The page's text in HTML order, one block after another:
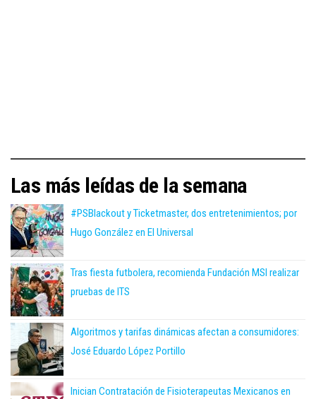
Las más leídas de la semana
#PSBlackout y Ticketmaster, dos entretenimientos; por
Hugo González en El Universal
Tras fiesta futbolera, recomienda Fundación MSI realizar
pruebas de ITS
Algoritmos y tarifas dinámicas afectan a consumidores:
José Eduardo López Portillo
Inician Contratación de Fisioterapeutas Mexicanos en